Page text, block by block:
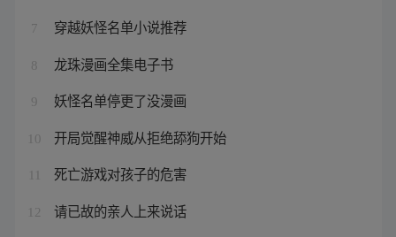
7 穿越妖怪名单小说推荐
8 龙珠漫画全集电子书
9 妖怪名单停更了没漫画
10 开局觉醒神威从拒绝舔狗开始
死亡游戏对孩子的危害
12 请已故的亲人上来说话